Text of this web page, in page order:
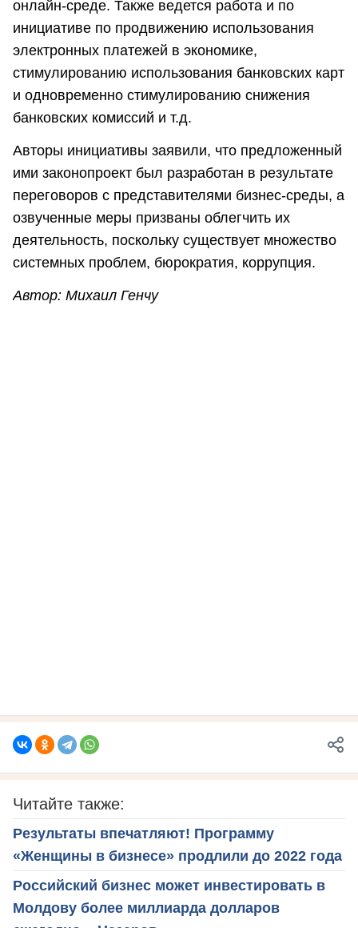
онлайн-среде. Также ведется работа и по
инициативе по продвижению использования
электронных платежей в экономике,
стимулированию использования банковских карт
и одновременно стимулированию снижения
банковских комиссий и т.д.
Авторы инициативы заявили, что предложенный
ими законопроект был разработан в результате
переговоров с представителями бизнес-среды, а
озвученные меры призваны облегчить их
деятельность, поскольку существует множество
системных проблем, бюрократия, коррупция.
Автор: Михаил Генчу
Читайте также:
Результаты впечатляют! Программу
«Женщины в бизнесе» продлили до 2022 года
Российский бизнес может инвестировать в
Молдову более миллиарда долларов